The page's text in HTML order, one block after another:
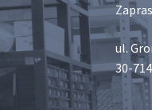
ul.
30-